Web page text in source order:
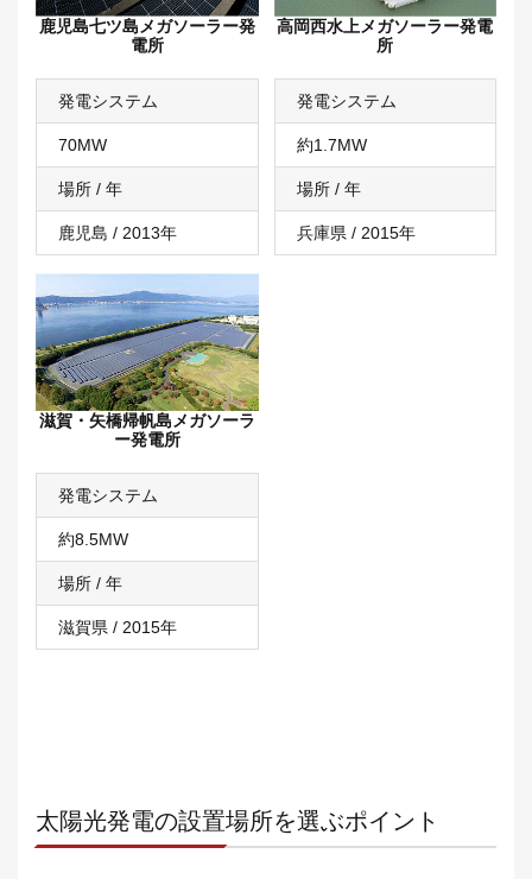
鹿児島七ツ島メガソーラー発
電所
発電システム
70MW
場所 / 年
鹿児島 / 2013年
高岡西水上メガソーラー発電
所
発電システム
約1.7MW
場所 / 年
兵庫県 / 2015年
滋賀・矢橋帰帆島メガソーラ
ー発電所
発電システム
約8.5MW
場所 / 年
滋賀県 / 2015年
太陽光発電の設置場所を選ぶポイント